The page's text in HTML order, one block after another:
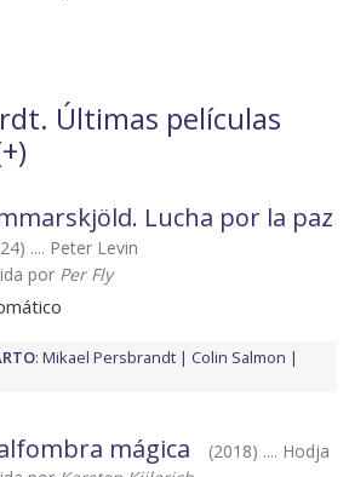
Últimas películas
+)
Lucha por la paz
.... Peter Levin
por Per Fly
: Mikael Persbrandt
Colin Salmon
mágica
(2018) .... Hodja